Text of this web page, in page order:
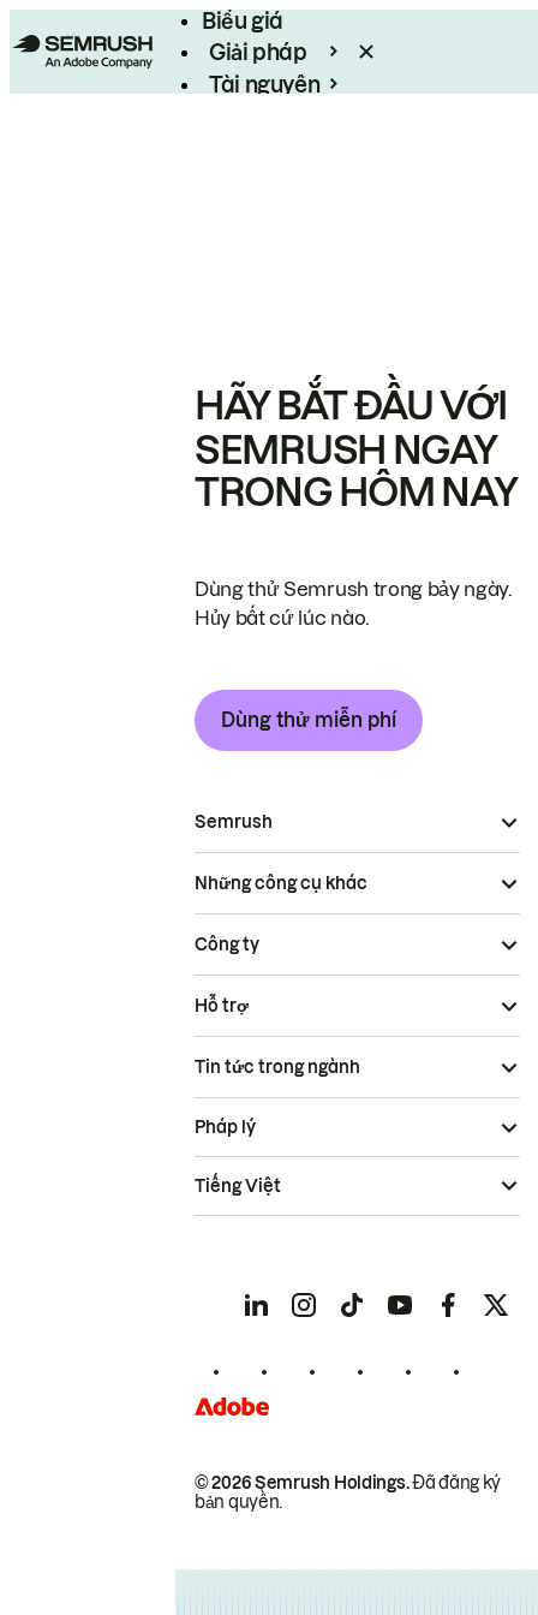
Biểu giá
Giải pháp
Tài nguyên
HÃY BẮT ĐẦU VỚI
SEMRUSH NGAY
TRONG HÔM NAY
Dùng thử Semrush trong bảy ngày.
Hủy bất cứ lúc nào.
Dùng thử miễn phí
Semrush
Những công cụ khác
Công ty
Hỗ trợ
Tin tức trong ngành
© 2026 Semrush Holdings.Đã đăng ký
bản quyền.
Pháp lý
Tiếng Việt